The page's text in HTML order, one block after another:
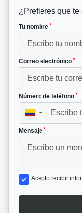
¿Prefieres que te
Tu nombre *
Correo electrónico *
Número de teléfono *
▼
Mensaje *
Acepto recibir